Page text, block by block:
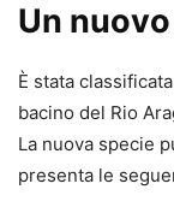
Un nuovo
È stata
bacino del Rio
La nuova specie
presenta le